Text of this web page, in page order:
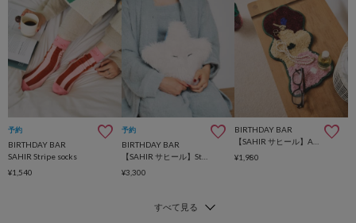
予約
BIRTHDAY BAR
SAHIR Stripe socks
¥1,540
予約
BIRTHDAY BAR
【SAHIR サヒール】Stuffed toy ほしくん2
¥3,300
BIRTHDAY BAR
¥1,980